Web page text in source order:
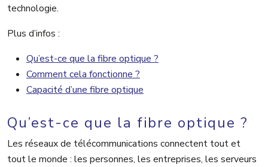
technologie.
Plus d’infos :
Qu’est-ce que la fibre optique ?
Comment cela fonctionne ?
Capacité d’une fibre optique
Qu’est-ce que la fibre optique ?
Les réseaux de télécommunications connectent tout et
tout le monde : les personnes, les entreprises, les serveurs